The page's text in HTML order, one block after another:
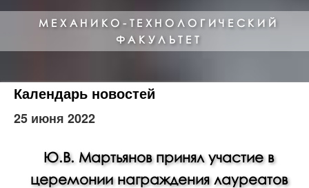
МЕХАНИКО-ТЕХНОЛОГИЧЕСКИЙ
ФАКУЛЬТЕТ
Календарь новостей
25 июня 2022
Ю.В. Мартьянов принял участие в
церемонии награждения лауреатов